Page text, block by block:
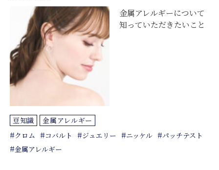
金属アレルギーについて
知っていただきたいこと
豆知識 金属アレルギー
#クロム #コバルト #ジュエリー #ニッケル #パッチテスト
#金属アレルギー